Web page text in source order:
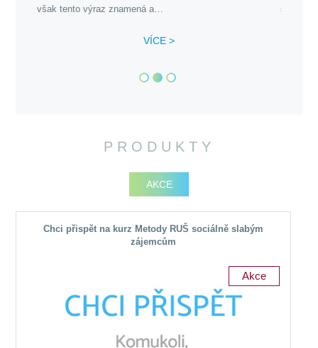
však tento výraz znamená a…
VÍCE >
směsí.
PRODUKTY
AKCE
Chci přispět na kurz Metody RUŠ sociálně slabým
zájemcům
Akce